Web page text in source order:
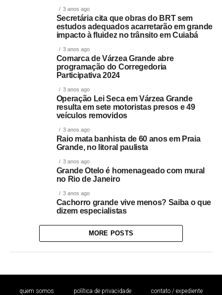
3 anos ago
Secretária cita que obras do BRT sem
estudos adequados acarretarão em grande
impacto à fluidez no trânsito em Cuiabá
3 anos ago
Comarca de Várzea Grande abre
programação do Corregedoria
Participativa 2024
3 anos ago
Operação Lei Seca em Várzea Grande
resulta em sete motoristas presos e 49
veículos removidos
3 anos ago
Raio mata banhista de 60 anos em Praia
Grande, no litoral paulista
3 anos ago
Grande Otelo é homenageado com mural
no Rio de Janeiro
3 anos ago
Cachorro grande vive menos? Saiba o que
dizem especialistas
MORE POSTS
quem somos política de privacidade contato / expediente